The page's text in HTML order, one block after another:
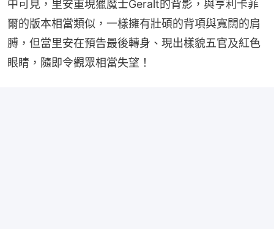
中可見，里安重現獵魔士Geralt的背影，與亨利卡菲
爾的版本相當類似，一樣擁有壯碩的背項與寬闊的肩
膊，但當里安在預告最後轉身、現出樣貌五官及紅色
眼睛，隨即令觀眾相當失望！